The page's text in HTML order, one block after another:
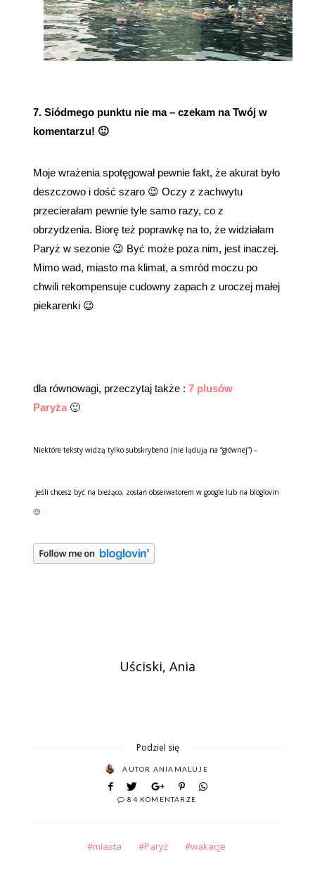
7. Siódmego punktu nie ma – czekam na Twój w
komentarzu! 🙂
Moje wrażenia spotęgował pewnie fakt, że akurat było
deszczowo i dość szaro 😉 Oczy z zachwytu
przecierałam pewnie tyle samo razy, co z
obrzydzenia. Biorę też poprawkę na to, że widziałam
Paryż w sezonie 😉 Być może poza nim, jest inaczej.
Mimo wad, miasto ma klimat, a smród moczu po
chwili rekompensuje cudowny zapach z uroczej małej
piekarenki 😉
dla równowagi, przeczytaj także : 7 plusów
Paryża 🙂
Niektóre teksty widzą tylko subskrybenci (nie lądują na “głównej”) –
jeśli chcesz być na bieżąco, zostań obserwatorem w google lub na bloglovin
🙂
Uściski, Ania
Podziel się
AUTOR ANIAMALUJE
84 KOMENTARZE
miasta Paryż wakacje